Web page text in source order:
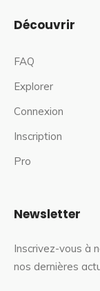
Découvrir
FAQ
Explorer
Connexion
Inscription
Pro
Newsletter
Inscrivez-vous à
nos dernières